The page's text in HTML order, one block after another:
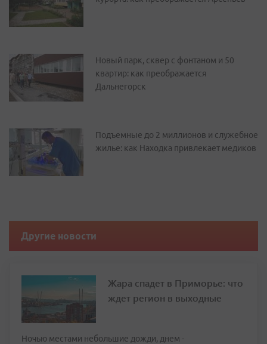
Новый парк, сквер с фонтаном и 50
квартир: как преображается
Дальнегорск
Подъемные до 2 миллионов и служебное
жилье: как Находка привлекает медиков
Другие новости
Жара спадет в Приморье: что
ждет регион в выходные
Ночью местами небольшие дожди, днем -